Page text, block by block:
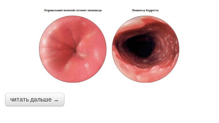
читать дальше →